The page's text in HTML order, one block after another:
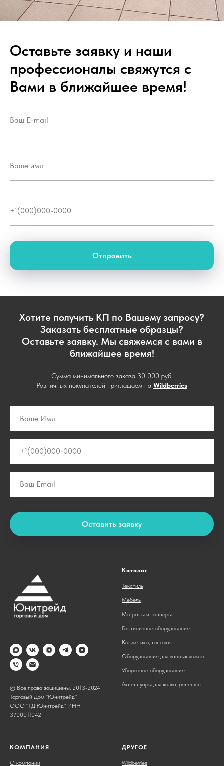
Оставьте заявку и наши
профессионалы свяжутся с
Вами в ближайшее время!
Отправить
Хотите получить КП по Вашему запросу?
Заказать бесплатные образцы?
Оставьте заявку. Мы свяжемся с вами в
ближайшее время!
Сумма минимального заказа 30 000 руб.
Розничных покупателей приглашаем на Wildberries
Оставить заявку
© Все права защищены, 2013-2024
Торговый Дом "Юнитрейд"
ООО "ТД Юнитрейд" ИНН
3700011042
Каталог
Текстиль
Мебель
Матрасы и топперы
Гостиничное оборудование
Косметика, тапочки
Оборудование для ванных комнат
Уборочное оборудование
Аксессуары для холла, ресепшн
КОМПАНИЯ
О компании
ДРУГОЕ
Wildberries